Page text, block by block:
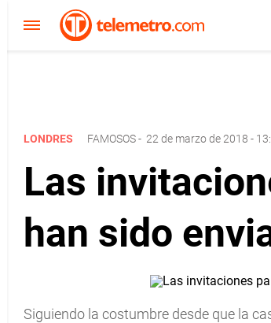
LONDRES FAMOSOS- 22 de marzo de 2018 -
Las
han sido
Siguiendo la costumbre desde que la